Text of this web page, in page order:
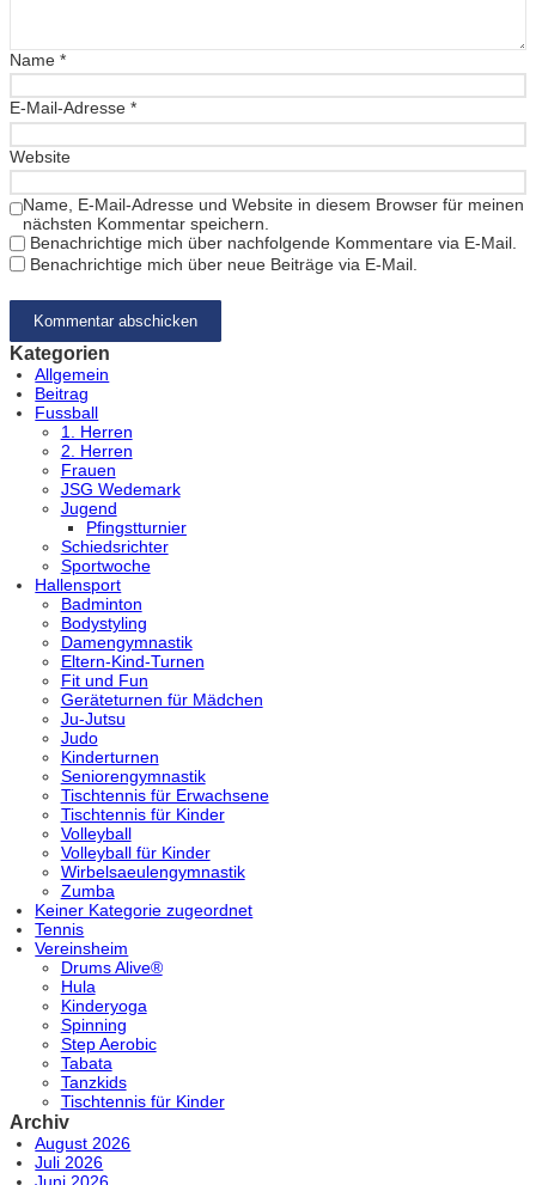
Name *
E-Mail-Adresse *
Website
Name, E-Mail-Adresse und Website in diesem Browser für meinen
nächsten Kommentar speichern.
Benachrichtige mich über nachfolgende Kommentare via E-Mail.
Benachrichtige mich über neue Beiträge via E-Mail.
Kategorien
Allgemein
Beitrag
Fussball
1. Herren
2. Herren
Frauen
JSG Wedemark
Jugend
Pfingstturnier
Schiedsrichter
Sportwoche
Hallensport
Badminton
Bodystyling
Damengymnastik
Eltern-Kind-Turnen
Fit und Fun
Geräteturnen für Mädchen
Ju-Jutsu
Judo
Kinderturnen
Seniorengymnastik
Tischtennis für Erwachsene
Tischtennis für Kinder
Volleyball
Volleyball für Kinder
Wirbelsaeulengymnastik
Zumba
Keiner Kategorie zugeordnet
Tennis
Vereinsheim
Drums Alive®
Hula
Kinderyoga
Spinning
Step Aerobic
Tabata
Tanzkids
Tischtennis für Kinder
Archiv
August 2026
Juli 2026